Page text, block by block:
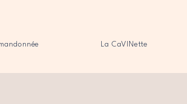
La CaVINette